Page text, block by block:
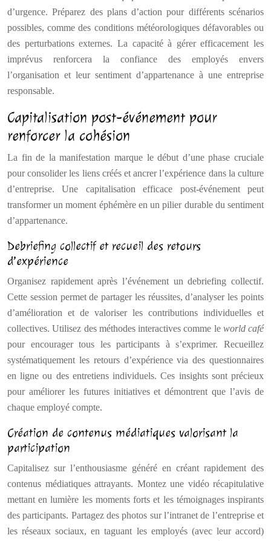
d’urgence. Préparez des plans d’action pour différents scénarios
possibles, comme des conditions météorologiques défavorables ou
des perturbations externes. La capacité à gérer efficacement les
imprévus renforcera la confiance des employés envers
l’organisation et leur sentiment d’appartenance à une entreprise
responsable.
Capitalisation post-événement pour
renforcer la cohésion
La fin de la manifestation marque le début d’une phase cruciale
pour consolider les liens créés et ancrer l’expérience dans la culture
d’entreprise. Une capitalisation efficace post-événement peut
transformer un moment éphémère en un pilier durable du sentiment
d’appartenance.
Debriefing collectif et recueil des retours
d’expérience
Organisez rapidement après l’événement un debriefing collectif.
Cette session permet de partager les réussites, d’analyser les points
d’amélioration et de valoriser les contributions individuelles et
collectives. Utilisez des méthodes interactives comme le world café
pour encourager tous les participants à s’exprimer. Recueillez
systématiquement les retours d’expérience via des questionnaires
en ligne ou des entretiens individuels. Ces insights sont précieux
pour améliorer les futures initiatives et démontrent que l’avis de
chaque employé compte.
Création de contenus médiatiques valorisant la
participation
Capitalisez sur l’enthousiasme généré en créant rapidement des
contenus médiatiques attrayants. Montez une vidéo récapitulative
mettant en lumière les moments forts et les témoignages inspirants
des participants. Partagez des photos sur l’intranet de l’entreprise et
les réseaux sociaux, en taguant les employés (avec leur accord)